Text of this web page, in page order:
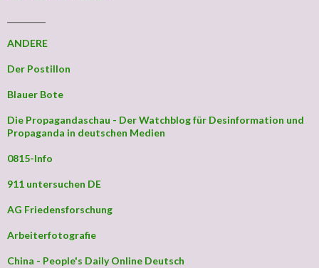
ANDERE
Der Postillon
Blauer Bote
Die Propagandaschau - Der Watchblog für Desinformation und
Propaganda in deutschen Medien
0815-Info
911 untersuchen DE
AG Friedensforschung
Arbeiterfotografie
China - People's Daily Online Deutsch